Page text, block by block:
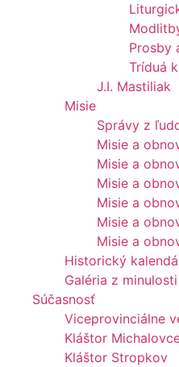
Prosby
Tríduá
J.I. Mastiliak
Misie
Správy z
Misie a
Misie a
Misie a
Misie a
Misie a
Misie a
Historický
Galéria z minulosti
Súčasnosť
Viceprovinciálne
Kláštor
Kláštor Stropkov